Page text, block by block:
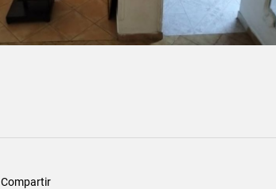
Compartir